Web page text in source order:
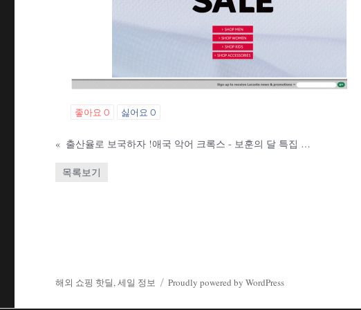
좋아요0 싫어요0
« 출산율로 보국하자 !애국 악어 크록스 - 보훈의 달 특집 10% 할인 쿠폰
목록보기
해외 쇼핑 핫딜, 세일 정보 Proudly powered by WordPress